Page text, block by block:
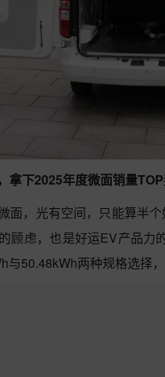
拿下2025年度微面销量
面，光有空间，只能算半
顾虑，也是好运EV产品力
与50.48kWh两种规格选择